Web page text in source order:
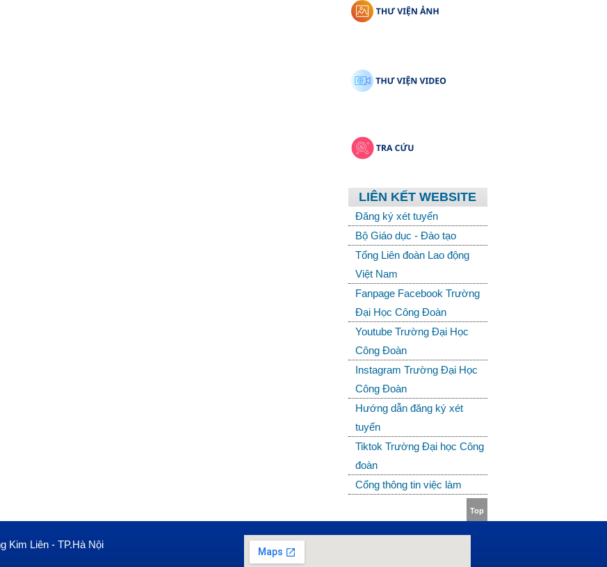
LIÊN KẾT WEBSITE
Đăng ký xét tuyển
Bộ Giáo dục - Đào tạo
Tổng Liên đoàn Lao động
Việt Nam
Fanpage Facebook Trường
Đại Học Công Đoàn
Youtube Trường Đại Học
Công Đoàn
Instagram Trường Đại Học
Công Đoàn
Hướng dẫn đăng ký xét
tuyển
Tiktok Trường Đại học Công
đoàn
Cổng thông tin việc làm
Top
Kim Liên - TP.Hà Nội